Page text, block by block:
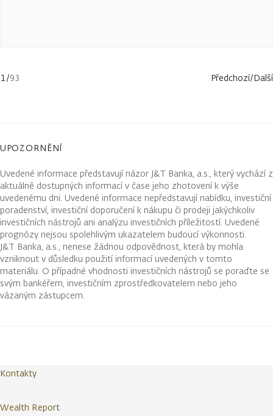
1/93 Předchozí/Další
UPOZORNĚNÍ
Uvedené informace představují názor J&T Banka, a.s., který vychází z
aktuálně dostupných informací v čase jeho zhotovení k výše
uvedenému dni. Uvedené informace nepředstavují nabídku, investiční
poradenství, investiční doporučení k nákupu či prodeji jakýchkoliv
investičních nástrojů ani analýzu investičních příležitostí. Uvedené
prognózy nejsou spolehlivým ukazatelem budoucí výkonnosti.
J&T Banka, a.s., nenese žádnou odpovědnost, která by mohla
vzniknout v důsledku použití informací uvedených v tomto
materiálu. O případné vhodnosti investičních nástrojů se poraďte se
svým bankéřem, investičním zprostředkovatelem nebo jeho
vázaným zástupcem.
Kontakty
Wealth Report